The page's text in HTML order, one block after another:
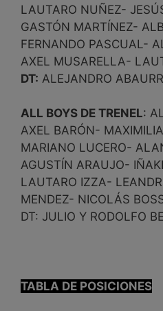
LAUTARO NUÑEZ-
GASTÓN MARTÍNEZ-
FERNANDO PASCUAL-
AXEL MUSARELLA-
DT: ALEJANDRO
ALL BOYS DE TRENEL:
AXEL BARÓN-
MARIANO LUCERO-
AGUSTÍN ARAUJO-
LAUTARO IZZA-
MENDEZ- NICOLÁS
DT: JULIO Y RODOLFO
TABLA DE POSICIONES